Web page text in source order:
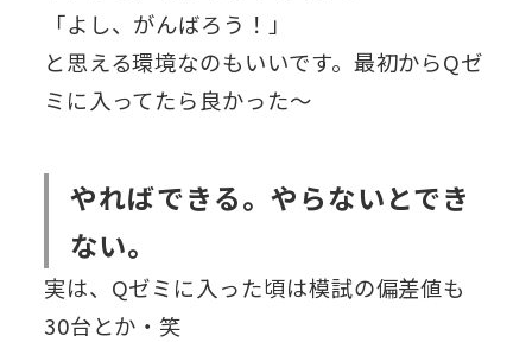
「よし、がんばろう！」
と思える環境なのもいいです。最初からQゼ
ミに入ってたら良かった～
やればできる。やらないとでき
ない。
実は、Qゼミに入った頃は模試の偏差値も
30台とか・笑